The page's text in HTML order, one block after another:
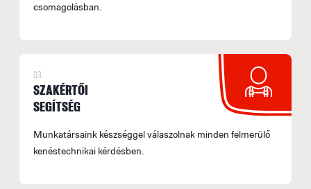
csomagolásban.
03
SZAKÉRTŐI
SEGÍTSÉG
Munkatársaink készséggel válaszolnak minden felmerülő
kenéstechnikai kérdésben.